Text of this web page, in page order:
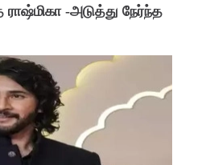
-அடுத்து நேர்ந்த